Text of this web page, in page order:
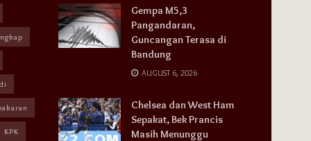
KPK
Gempa M5,3
Pangandaran,
Guncangan Terasa di
Bandung
AUGUST 6, 2026
Chelsea dan West Ham
Sepakat, Bek Prancis
Masih Menunggu